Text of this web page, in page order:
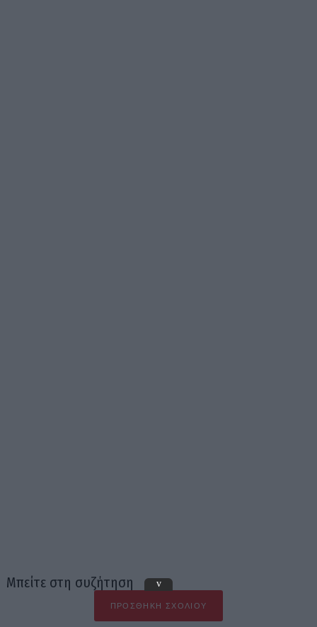
Μπείτε στη συζήτηση
ΠΡΟΣΘΉΚΗ ΣΧΟΛΊΟΥ
v